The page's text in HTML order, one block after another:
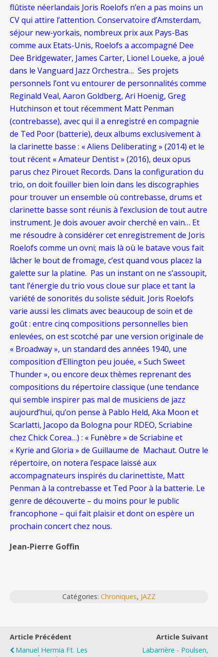
flûtiste néerlandais Joris Roelofs n’en a pas moins un
CV qui attire l’attention. Conservatoire d’Amsterdam,
séjour new-yorkais, nombreux prix aux Pays-Bas
comme aux Etats-Unis, Roelofs a accompagné Dee
Dee Bridgewater, James Carter, Lionel Loueke, a joué
dans le Vanguard Jazz Orchestra… Ses projets
personnels l’ont vu entourer de personnalités comme
Reginald Veal, Aaron Goldberg, Ari Hoenig, Greg
Hutchinson et tout récemment Matt Penman
(contrebasse), avec qui il a enregistré en compagnie
de Ted Poor (batterie), deux albums exclusivement à
la clarinette basse : « Aliens Deliberating » (2014) et le
tout récent « Amateur Dentist » (2016), deux opus
parus chez Pirouet Records. Dans la configuration du
trio, on doit fouiller bien loin dans les discographies
pour trouver un ensemble où contrebasse, drums et
clarinette basse sont réunis à l’exclusion de tout autre
instrument. Je dois avouer avoir cherché en vain… Et
me résoudre à considérer cet enregistrement de Joris
Roelofs comme un ovni; mais là où le batave vous fait
lâcher le bout de fromage, c’est quand vous placez la
galette sur la platine. Pas un instant on ne s’assoupit,
tant l’énergie du trio vous cloue sur place et tant la
variété de sonorités du soliste séduit. Joris Roelofs
varie aussi les climats avec beaucoup de soin et de
goût : entre cinq compositions personnelles bien
enlevées, on est scotché par une version originale de
« Broadway », un standard des années 1940, une
composition d’Ellington peu jouée, « Such Sweet
Thunder », ou encore deux thèmes reprenant des
compositions du répertoire classique (une tendance
qui semble inspirer pas mal de musiciens de jazz
aujourd’hui, qu’on pense à Pablo Held, Aka Moon et
Scarlatti, Jacopo da Bologna pour RDEO, Scriabine
chez Chick Corea…) : « Funèbre » de Scriabine et
« Kyrie and Gloria » de Guillaume de Machaut. Outre le
répertoire, on notera l’espace laissé aux
accompagnateurs inspirés du clarinettiste, Matt
Penman à la contrebasse et Ted Poor à la batterie. Le
genre de découverte – du moins pour le public
francophone – qui fait plaisir et dont on espère un
prochain concert chez nous.
Jean-Pierre Goffin
Catégories: Chroniques, JAZZ
Article Précédent
Manuel Hermia Ft. Les
Article Suivant
Labarrière - Poulsen,